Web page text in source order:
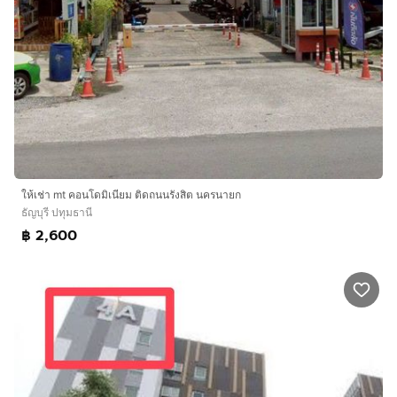
ให้เช่า mt คอนโดมิเนียม ติดถนนรังสิต นครนายก
ธัญบุรี ปทุมธานี
฿ 2,600